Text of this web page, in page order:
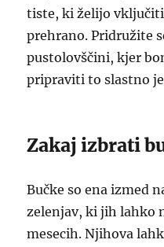
tiste, ki želijo vključiti
prehrano. Pridružite
pustolovščini, kjer
pripraviti to slastno
Zakaj izbrati
Bučke so ena izmed
zelenjav, ki jih lahko
mesecih. Njihova